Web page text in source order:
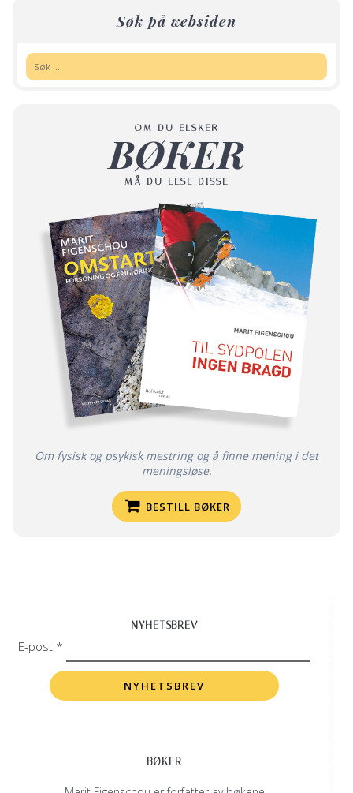
Søk på websiden
OM DU ELSKER
BØKER
MÅ DU LESE DISSE
Om fysisk og psykisk mestring og å finne mening i det
meningsløse.
BESTILL BØKER
NYHETSBREV
E-post *
BØKER